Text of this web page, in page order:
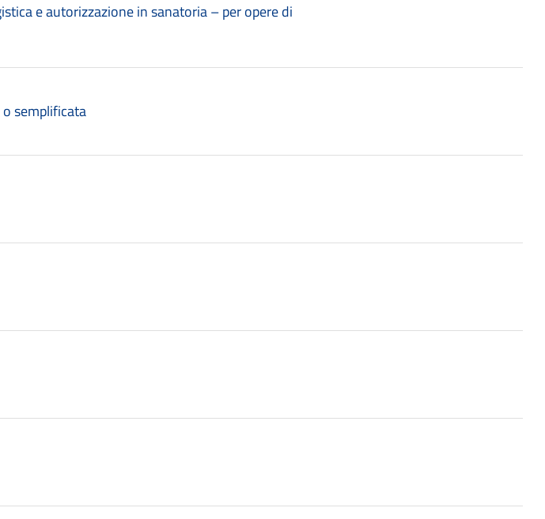
e autorizzazione in sanatoria – per opere di
semplificata